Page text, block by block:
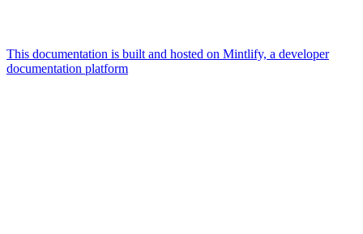
This documentation is built and hosted on Mintlify, a developer
documentation platform